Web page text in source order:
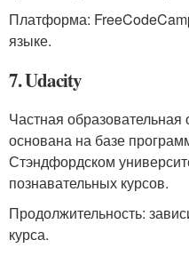
Платформа:
языке.
7. Udacity
Частная
основана на базе
Стэндфордском
познавательных курсов.
Продолжительность:
курса.